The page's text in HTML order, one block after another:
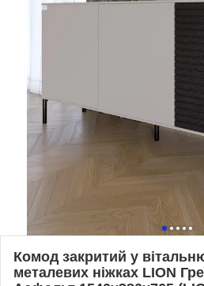
Комод закритий у
металевих ніжках LION